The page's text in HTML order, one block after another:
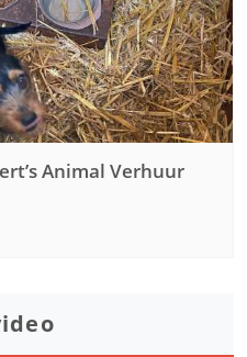
Animal Verhuur